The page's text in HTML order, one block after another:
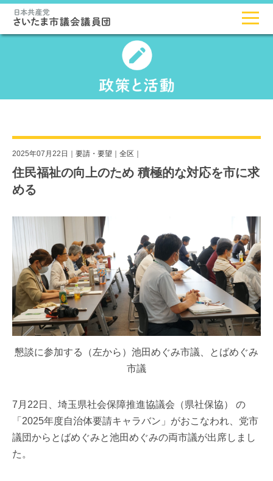
2025年07月22日｜ 要請・要望 全区
住民福祉の向上のため 積極的な対応を市に求
める
懇談に参加する（左から）池田めぐみ市議、とばめぐみ
市議
7月22日、埼玉県社会保障推進協議会（県社保協） の
「2025年度自治体要請キャラバン」がおこなわれ、党市
議団からとばめぐみと池田めぐみの両市議が出席しまし
た。